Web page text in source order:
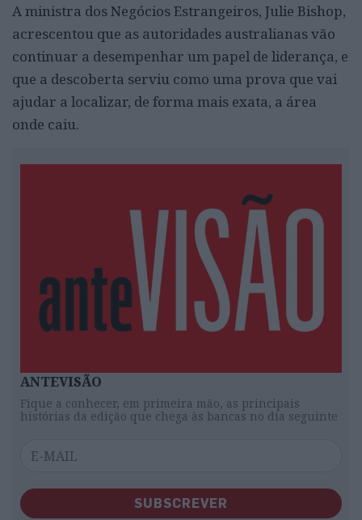
A ministra dos Negócios Estrangeiros, Julie Bishop,
acrescentou que as autoridades australianas vão
continuar a desempenhar um papel de liderança, e
que a descoberta serviu como uma prova que vai
ajudar a localizar, de forma mais exata, a área
onde caiu.
ANTEVISÃO
Fique a conhecer, em primeira mão, as principais
histórias da edição que chega às bancas no dia seguinte
SUBSCREVER